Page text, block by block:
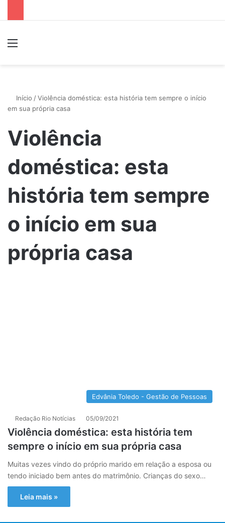
Início /Violência doméstica: esta história tem sempre o início
em sua própria casa
Violência
doméstica: esta
história tem sempre
o início em sua
própria casa
Edvânia Toledo - Gestão de Pessoas
Redação Rio Notícias 05/09/2021
Violência doméstica: esta história tem
sempre o início em sua própria casa
Muitas vezes vindo do próprio marido em relação a esposa ou
tendo iniciado bem antes do matrimônio. Crianças do sexo…
Leia mais »